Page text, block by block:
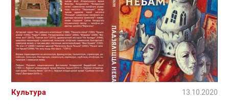
Культура 13.10.2020